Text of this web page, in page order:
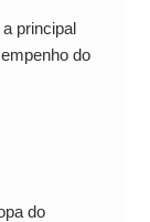
principal
do
do